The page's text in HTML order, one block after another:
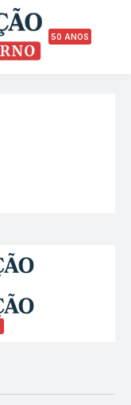
50 ANOS